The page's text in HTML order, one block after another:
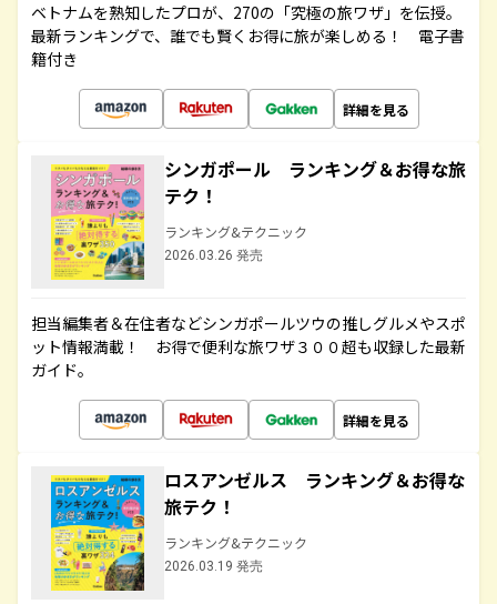
ベトナムを熟知したプロが、270の「究極の旅ワザ」を伝授。
最新ランキングで、誰でも賢くお得に旅が楽しめる！ 電子書
籍付き
詳細を見る
シンガポール ランキング＆お得な旅
テク！
ランキング&テクニック
2026.03.26 発売
担当編集者＆在住者などシンガポールツウの推しグルメやスポ
ット情報満載！ お得で便利な旅ワザ３００超も収録した最新
ガイド。
詳細を見る
ロスアンゼルス ランキング＆お得な
旅テク！
ランキング&テクニック
2026.03.19 発売